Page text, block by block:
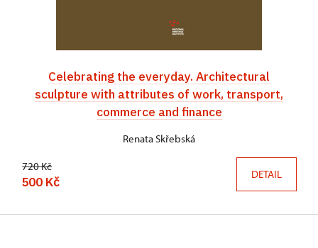
Celebrating the everyday. Architectural
sculpture with attributes of work, transport,
commerce and finance
Renata Skřebská
720 Kč
500 Kč DETAIL